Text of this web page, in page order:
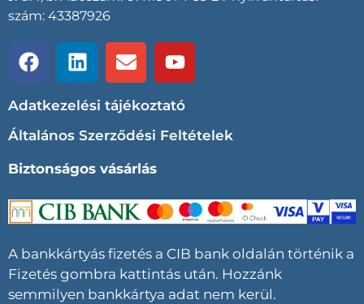
szám: 43387926
Adatkezelési tájékoztató
Általános Szerződési Feltételek
Biztonságos vásárlás
A bankkártyás fizetés a CIB bank oldalán történik a
Fizetés gombra kattintás után. Hozzánk
semmilyen bankkártya adat nem kerül.